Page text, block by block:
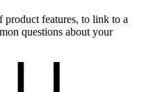
product features, to link to a
questions about your